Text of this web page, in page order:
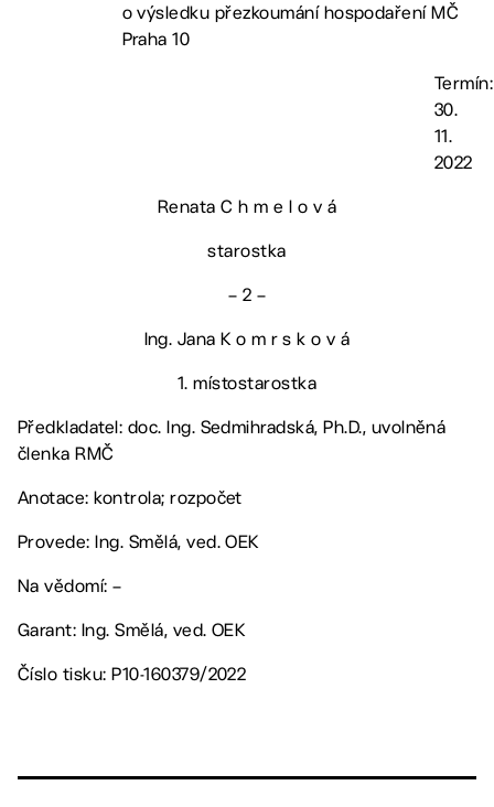
o výsledku přezkoumání hospodaření MČ
Praha 10
Termín:
30.
11.
2022
Renata C h m e l o v á
starostka
– 2 –
Ing. Jana K o m r s k o v á
1. místostarostka
Předkladatel: doc. Ing. Sedmihradská, Ph.D., uvolněná
členka RMČ
Anotace: kontrola; rozpočet
Provede: Ing. Smělá, ved. OEK
Na vědomí: –
Garant: Ing. Smělá, ved. OEK
Číslo tisku: P10-160379/2022